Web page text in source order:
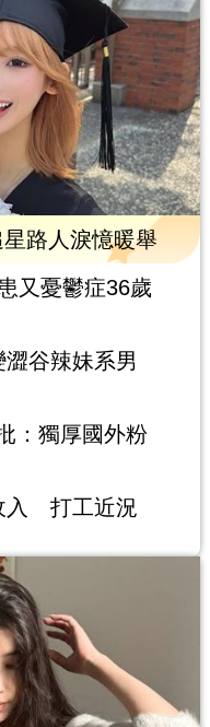
路人淚憶暖舉
又憂鬱症36歲
谷辣妹系男
：獨厚國外粉
入 打工近況